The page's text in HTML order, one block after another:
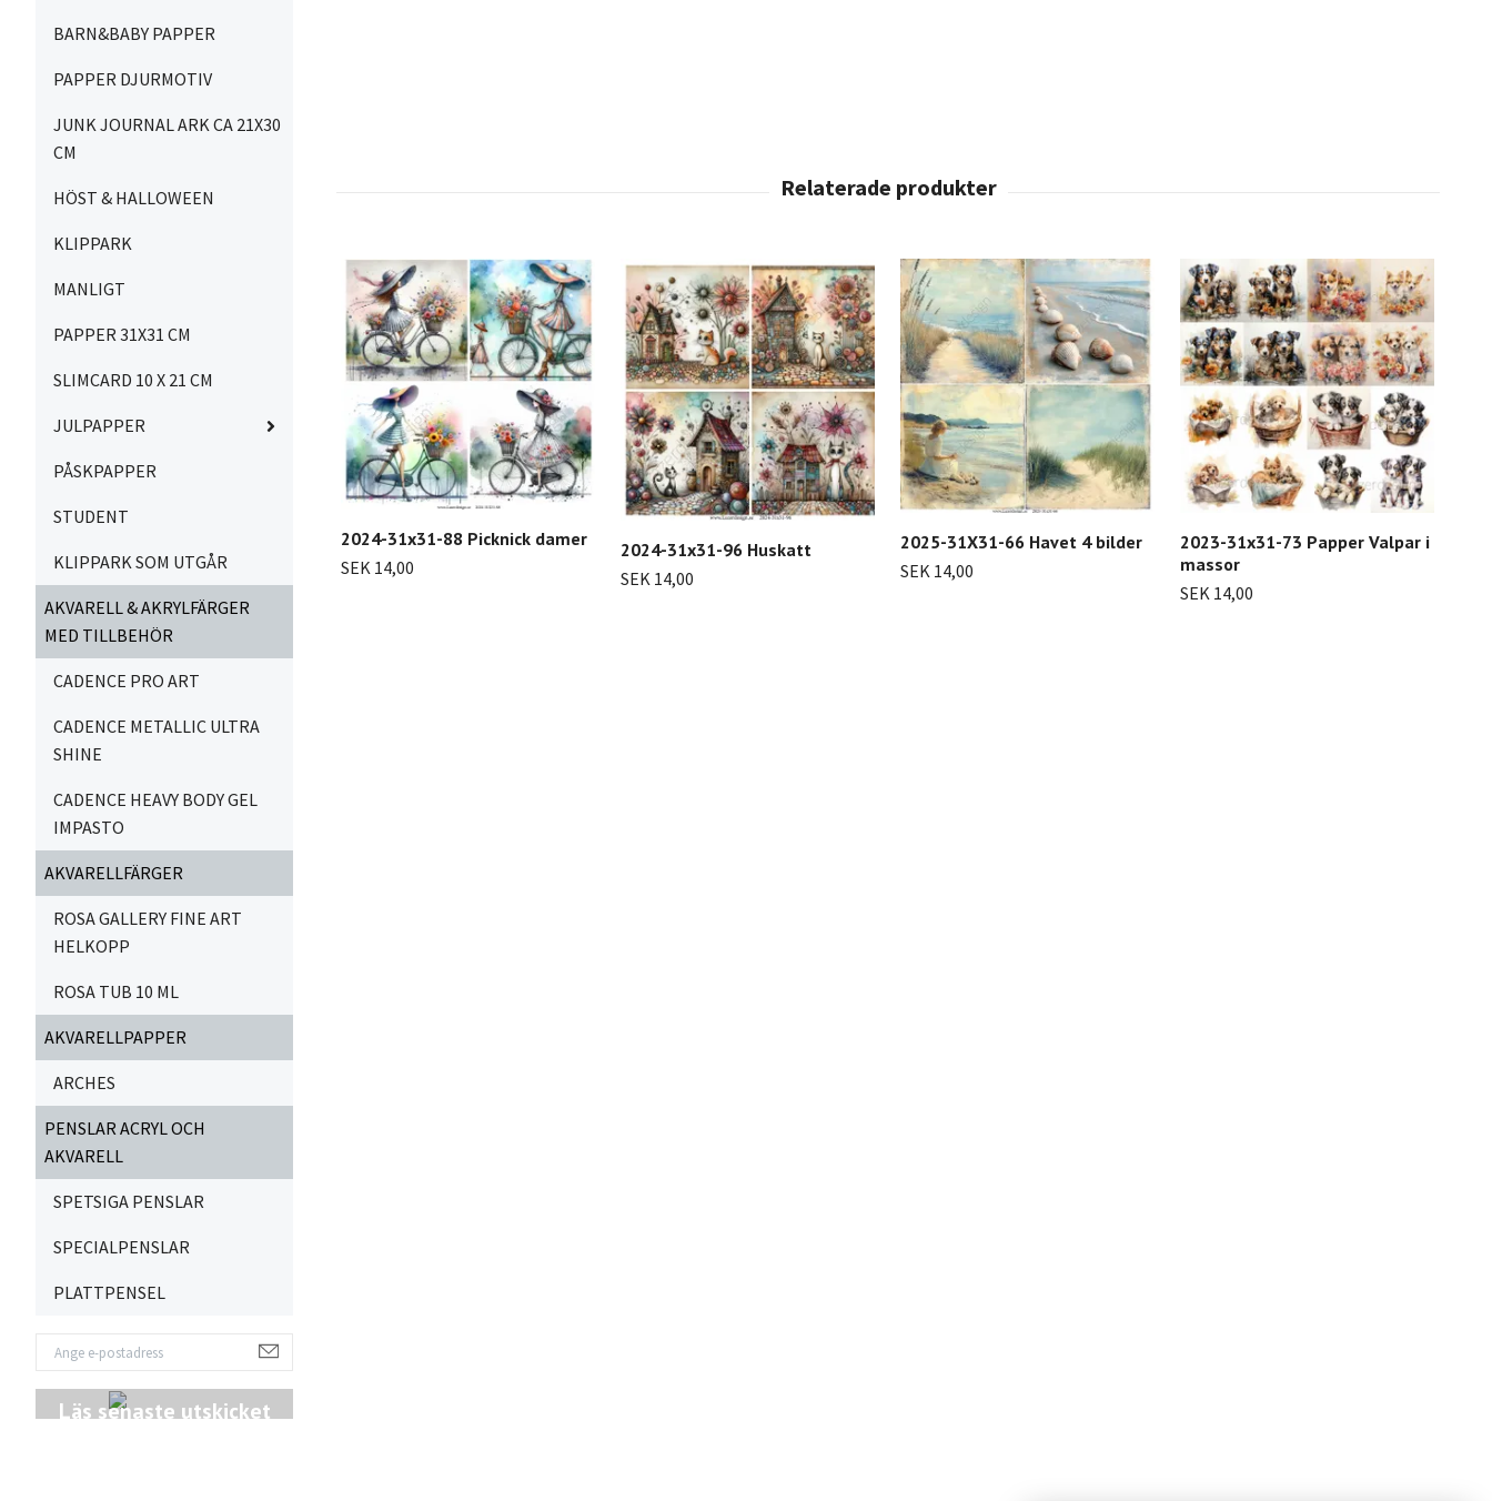
BARN&BABY PAPPER
PAPPER DJURMOTIV
JUNK JOURNAL ARK CA 21X30
CM
HÖST & HALLOWEEN
KLIPPARK
MANLIGT
PAPPER 31X31 CM
SLIMCARD 10 X 21 CM
JULPAPPER
PÅSKPAPPER
STUDENT
KLIPPARK SOM UTGÅR
AKVARELL & AKRYLFÄRGER
MED TILLBEHÖR
CADENCE PRO ART
CADENCE METALLIC ULTRA
SHINE
CADENCE HEAVY BODY GEL
IMPASTO
AKVARELLFÄRGER
ROSA GALLERY FINE ART
HELKOPP
ROSA TUB 10 ML
AKVARELLPAPPER
ARCHES
PENSLAR ACRYL OCH
AKVARELL
SPETSIGA PENSLAR
SPECIALPENSLAR
PLATTPENSEL
Läs senaste utskicket
2024-31x31-88 Picknick damer
SEK 14,00
2024-31x31-96 Huskatt
SEK 14,00
2025-31X31-66 Havet 4 bilder
SEK 14,00
2023-31x31-73 Papper Valpar i
massor
SEK 14,00